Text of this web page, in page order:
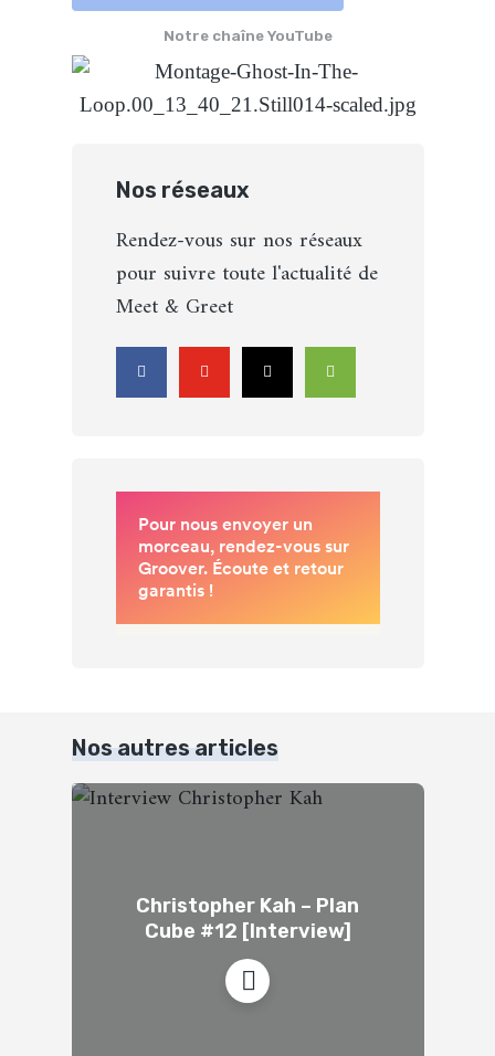
Notre chaîne YouTube
Nos réseaux
Rendez-vous sur nos réseaux
pour suivre toute l'actualité de
Meet & Greet
Nos autres articles
Christopher Kah – Plan
Cube #12 [Interview]